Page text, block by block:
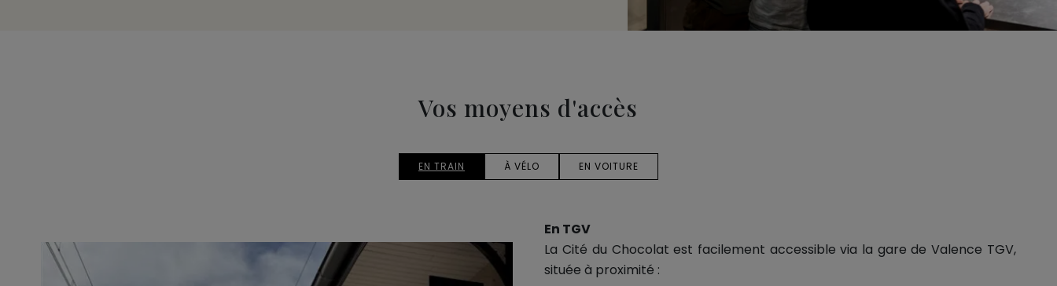
Vos moyens d'accès
EN TRAIN À VÉLO EN VOITURE
En TGV
La Cité du Chocolat est facilement accessible via la gare de Valence TGV,
située à proximité :